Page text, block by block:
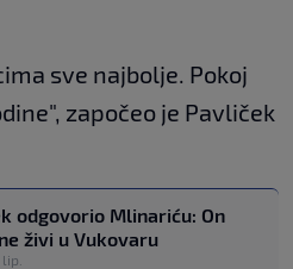
sve najbolje. Pokoj
započeo je Pavliček
odgovorio Mlinariću: On
živi u Vukovaru